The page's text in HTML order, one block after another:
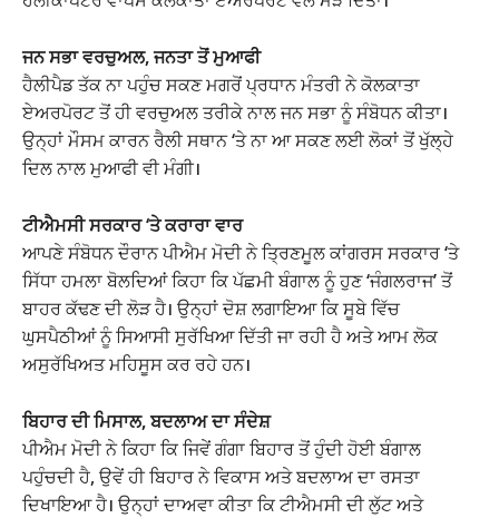
ਜਨ ਸਭਾ ਵਰਚੁਅਲ, ਜਨਤਾ ਤੋਂ ਮੁਆਫੀ
ਹੈਲੀਪੈਡ ਤੱਕ ਨਾ ਪਹੁੰਚ ਸਕਣ ਮਗਰੋਂ ਪ੍ਰਧਾਨ ਮੰਤਰੀ ਨੇ ਕੋਲਕਾਤਾ
ਏਅਰਪੋਰਟ ਤੋਂ ਹੀ ਵਰਚੁਅਲ ਤਰੀਕੇ ਨਾਲ ਜਨ ਸਭਾ ਨੂੰ ਸੰਬੋਧਨ ਕੀਤਾ।
ਉਨ੍ਹਾਂ ਮੌਸਮ ਕਾਰਨ ਰੈਲੀ ਸਥਾਨ ‘ਤੇ ਨਾ ਆ ਸਕਣ ਲਈ ਲੋਕਾਂ ਤੋਂ ਖੁੱਲ੍ਹੇ
ਦਿਲ ਨਾਲ ਮੁਆਫੀ ਵੀ ਮੰਗੀ।
ਟੀਐਮਸੀ ਸਰਕਾਰ ‘ਤੇ ਕਰਾਰਾ ਵਾਰ
ਆਪਣੇ ਸੰਬੋਧਨ ਦੌਰਾਨ ਪੀਐਮ ਮੋਦੀ ਨੇ ਤ੍ਰਿਣਮੂਲ ਕਾਂਗਰਸ ਸਰਕਾਰ ‘ਤੇ
ਸਿੱਧਾ ਹਮਲਾ ਬੋਲਦਿਆਂ ਕਿਹਾ ਕਿ ਪੱਛਮੀ ਬੰਗਾਲ ਨੂੰ ਹੁਣ ‘ਜੰਗਲਰਾਜ’ ਤੋਂ
ਬਾਹਰ ਕੱਢਣ ਦੀ ਲੋੜ ਹੈ। ਉਨ੍ਹਾਂ ਦੋਸ਼ ਲਗਾਇਆ ਕਿ ਸੂਬੇ ਵਿੱਚ
ਘੁਸਪੈਠੀਆਂ ਨੂੰ ਸਿਆਸੀ ਸੁਰੱਖਿਆ ਦਿੱਤੀ ਜਾ ਰਹੀ ਹੈ ਅਤੇ ਆਮ ਲੋਕ
ਅਸੁਰੱਖਿਅਤ ਮਹਿਸੂਸ ਕਰ ਰਹੇ ਹਨ।
ਬਿਹਾਰ ਦੀ ਮਿਸਾਲ, ਬਦਲਾਅ ਦਾ ਸੰਦੇਸ਼
ਪੀਐਮ ਮੋਦੀ ਨੇ ਕਿਹਾ ਕਿ ਜਿਵੇਂ ਗੰਗਾ ਬਿਹਾਰ ਤੋਂ ਹੁੰਦੀ ਹੋਈ ਬੰਗਾਲ
ਪਹੁੰਚਦੀ ਹੈ, ਉਵੇਂ ਹੀ ਬਿਹਾਰ ਨੇ ਵਿਕਾਸ ਅਤੇ ਬਦਲਾਅ ਦਾ ਰਸਤਾ
ਦਿਖਾਇਆ ਹੈ। ਉਨ੍ਹਾਂ ਦਾਅਵਾ ਕੀਤਾ ਕਿ ਟੀਐਮਸੀ ਦੀ ਲੁੱਟ ਅਤੇ